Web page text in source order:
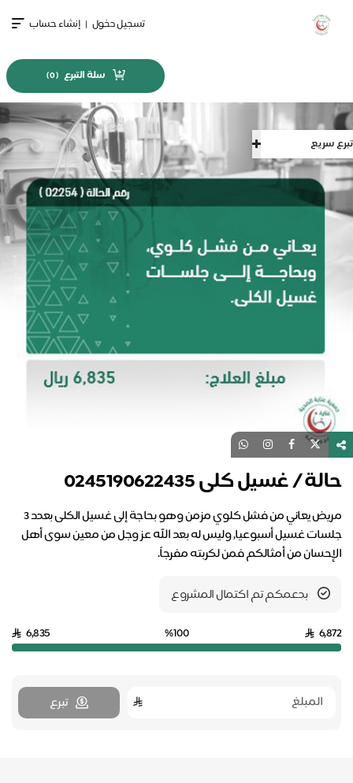
تبرع سريع
تسجيل دخول | إنشاء حساب
سلة التبرع (
0
)
حالة / غسيل كلى 0245190622435
مريض يعاني من فشل كلوي مزمن وهو بحاجة إلى غسيل الكلى بعدد 3
جلسات غسيل أسبوعيا, وليس له بعد الله عز وجل من معين سوى أهل
الإحسان من أمثالكم فمن لكربته مفرجاً.
بدعمكم تم اكتمال المشروع
6,872
%100
6,835
تبرع